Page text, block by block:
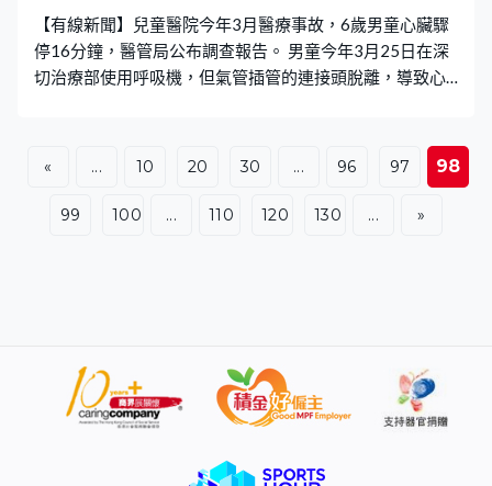
【有線新聞】兒童醫院今年3月醫療事故，6歲男童心臟驟
停16分鐘，醫管局公布調查報告。 男童今年3月25日在深
切治療部使用呼吸機，但氣管插管的連接頭脫離，導致心
置亦超出聽到醫療儀器警報的範圍，而且警報音量需要改
善，未能顧及職員出現「警報疲勞」現象。根源分析委員
會建議，警報音量要清晰可聽及加強護士臨床交接安排，
« ... 10 20 30 ... 96 97 98
99 100 ... 110 120 130 ... »